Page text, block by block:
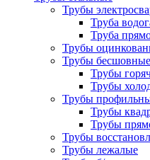
Трубы
Труба
Труба
Трубы
Трубы бесшовные
Трубы
Трубы
Трубы
Трубы
Трубы
Трубы
Трубы лежалые